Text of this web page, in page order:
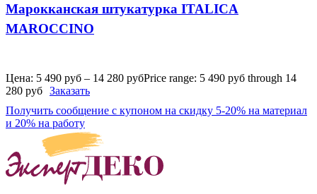
Марокканская штукатурка ITALICA
MAROCCINO
Цена: 5 490 руб – 14 280 рубPrice range: 5 490 руб through 14
280 руб Заказать
Получить сообщение с купоном на скидку 5-20% на материал
и 20% на работу